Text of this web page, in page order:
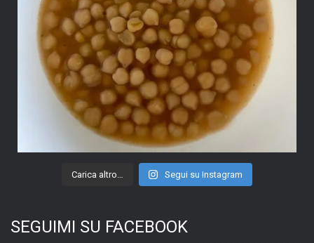
Carica altro… Segui su Instagram
SEGUIMI SU FACEBOOK